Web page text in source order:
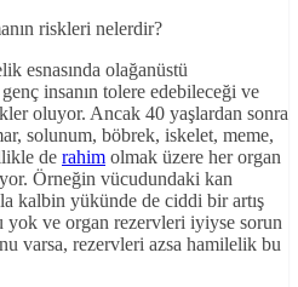
riskleri nelerdir?
esnasında olağanüstü
insanın tolere edebileceği ve
oluyor. Ancak 40 yaşlardan sonra
solunum, böbrek, iskelet, meme,
de rahim olmak üzere her organ
Örneğin vücudundaki kan
kalbin yükünde de ciddi bir artış
yok ve organ rezervleri iyiyse sorun
varsa, rezervleri azsa hamilelik bu